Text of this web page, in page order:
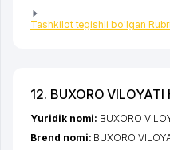
Tashkilot tegishli bo'lgan
12. BUXORO
Yuridik nomi: BUXORO
Brend nomi: BUXORO